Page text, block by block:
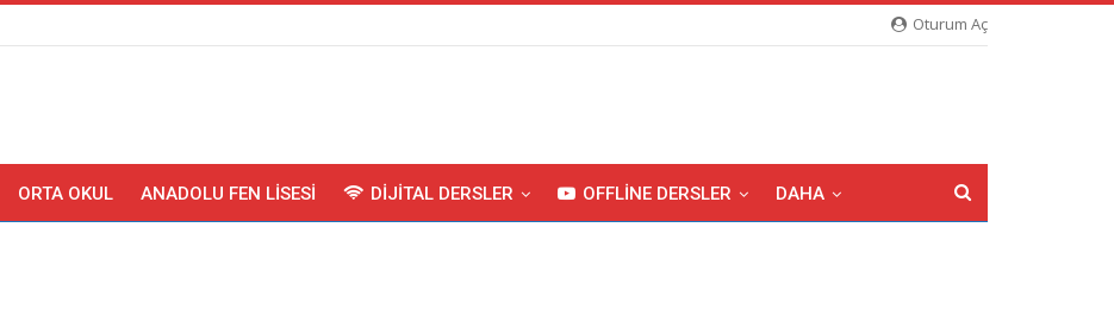
Oturum Aç
ORTA OKUL ANADOLU FEN LISESI DIJITAL DERSLER OFFLINE DERSLER DAHA